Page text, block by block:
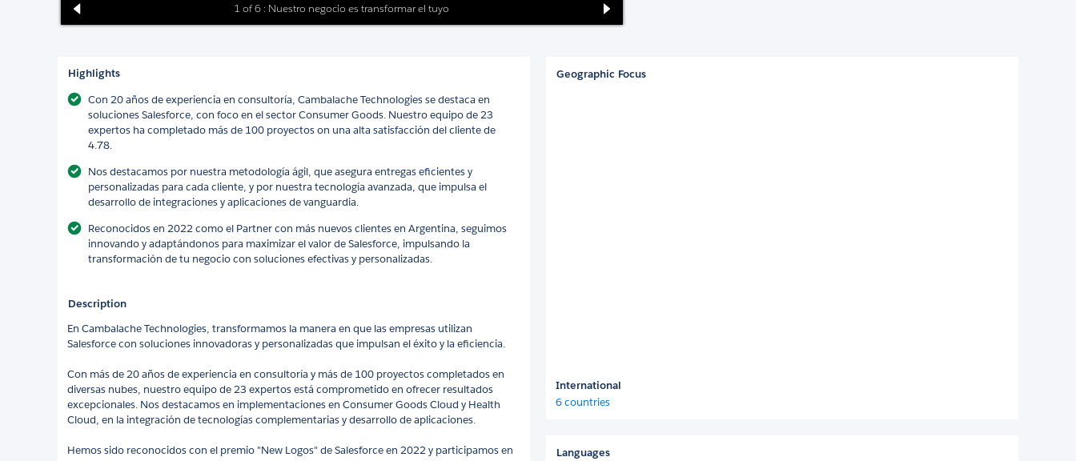
1 of 6 : Nuestro negocio es transformar el tuyo
Highlights
Con 20 años de experiencia en consultoría, Cambalache Technologies se destaca en
soluciones Salesforce, con foco en el sector Consumer Goods. Nuestro equipo de 23
expertos ha completado más de 100 proyectos on una alta satisfacción del cliente de
4.78.
Nos destacamos por nuestra metodología ágil, que asegura entregas eficientes y
personalizadas para cada cliente, y por nuestra tecnología avanzada, que impulsa el
desarrollo de integraciones y aplicaciones de vanguardia.
Reconocidos en 2022 como el Partner con más nuevos clientes en Argentina, seguimos
innovando y adaptándonos para maximizar el valor de Salesforce, impulsando la
transformación de tu negocio con soluciones efectivas y personalizadas.
Description
En Cambalache Technologies, transformamos la manera en que las empresas utilizan
Salesforce con soluciones innovadoras y personalizadas que impulsan el éxito y la eficiencia.
Con más de 20 años de experiencia en consultoría y más de 100 proyectos completados en
diversas nubes, nuestro equipo de 23 expertos está comprometido en ofrecer resultados
excepcionales. Nos destacamos en implementaciones en Consumer Goods Cloud y Health
Cloud, en la integración de tecnologías complementarias y desarrollo de aplicaciones.
Hemos sido reconocidos con el premio "New Logos" de Salesforce en 2022 y participamos en
Geographic Focus
International
6 countries
Languages